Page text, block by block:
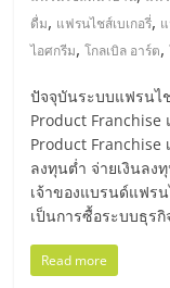
คืน
ทุน
ไว,
ที่
ปรึกษา
ดื่ม, แฟรนไชส์เบเกอรี่,
ไอศกรีม,โกลเบิล อาร์ต,
ปัจจุบันระบบแฟรนไ
Product Franchise
Product Franchise
ลงทุนต่ำ จ่ายเงินลง
เจ้าของแบรนด์แฟร
เป็นการซื้อระบบธุร
Read more